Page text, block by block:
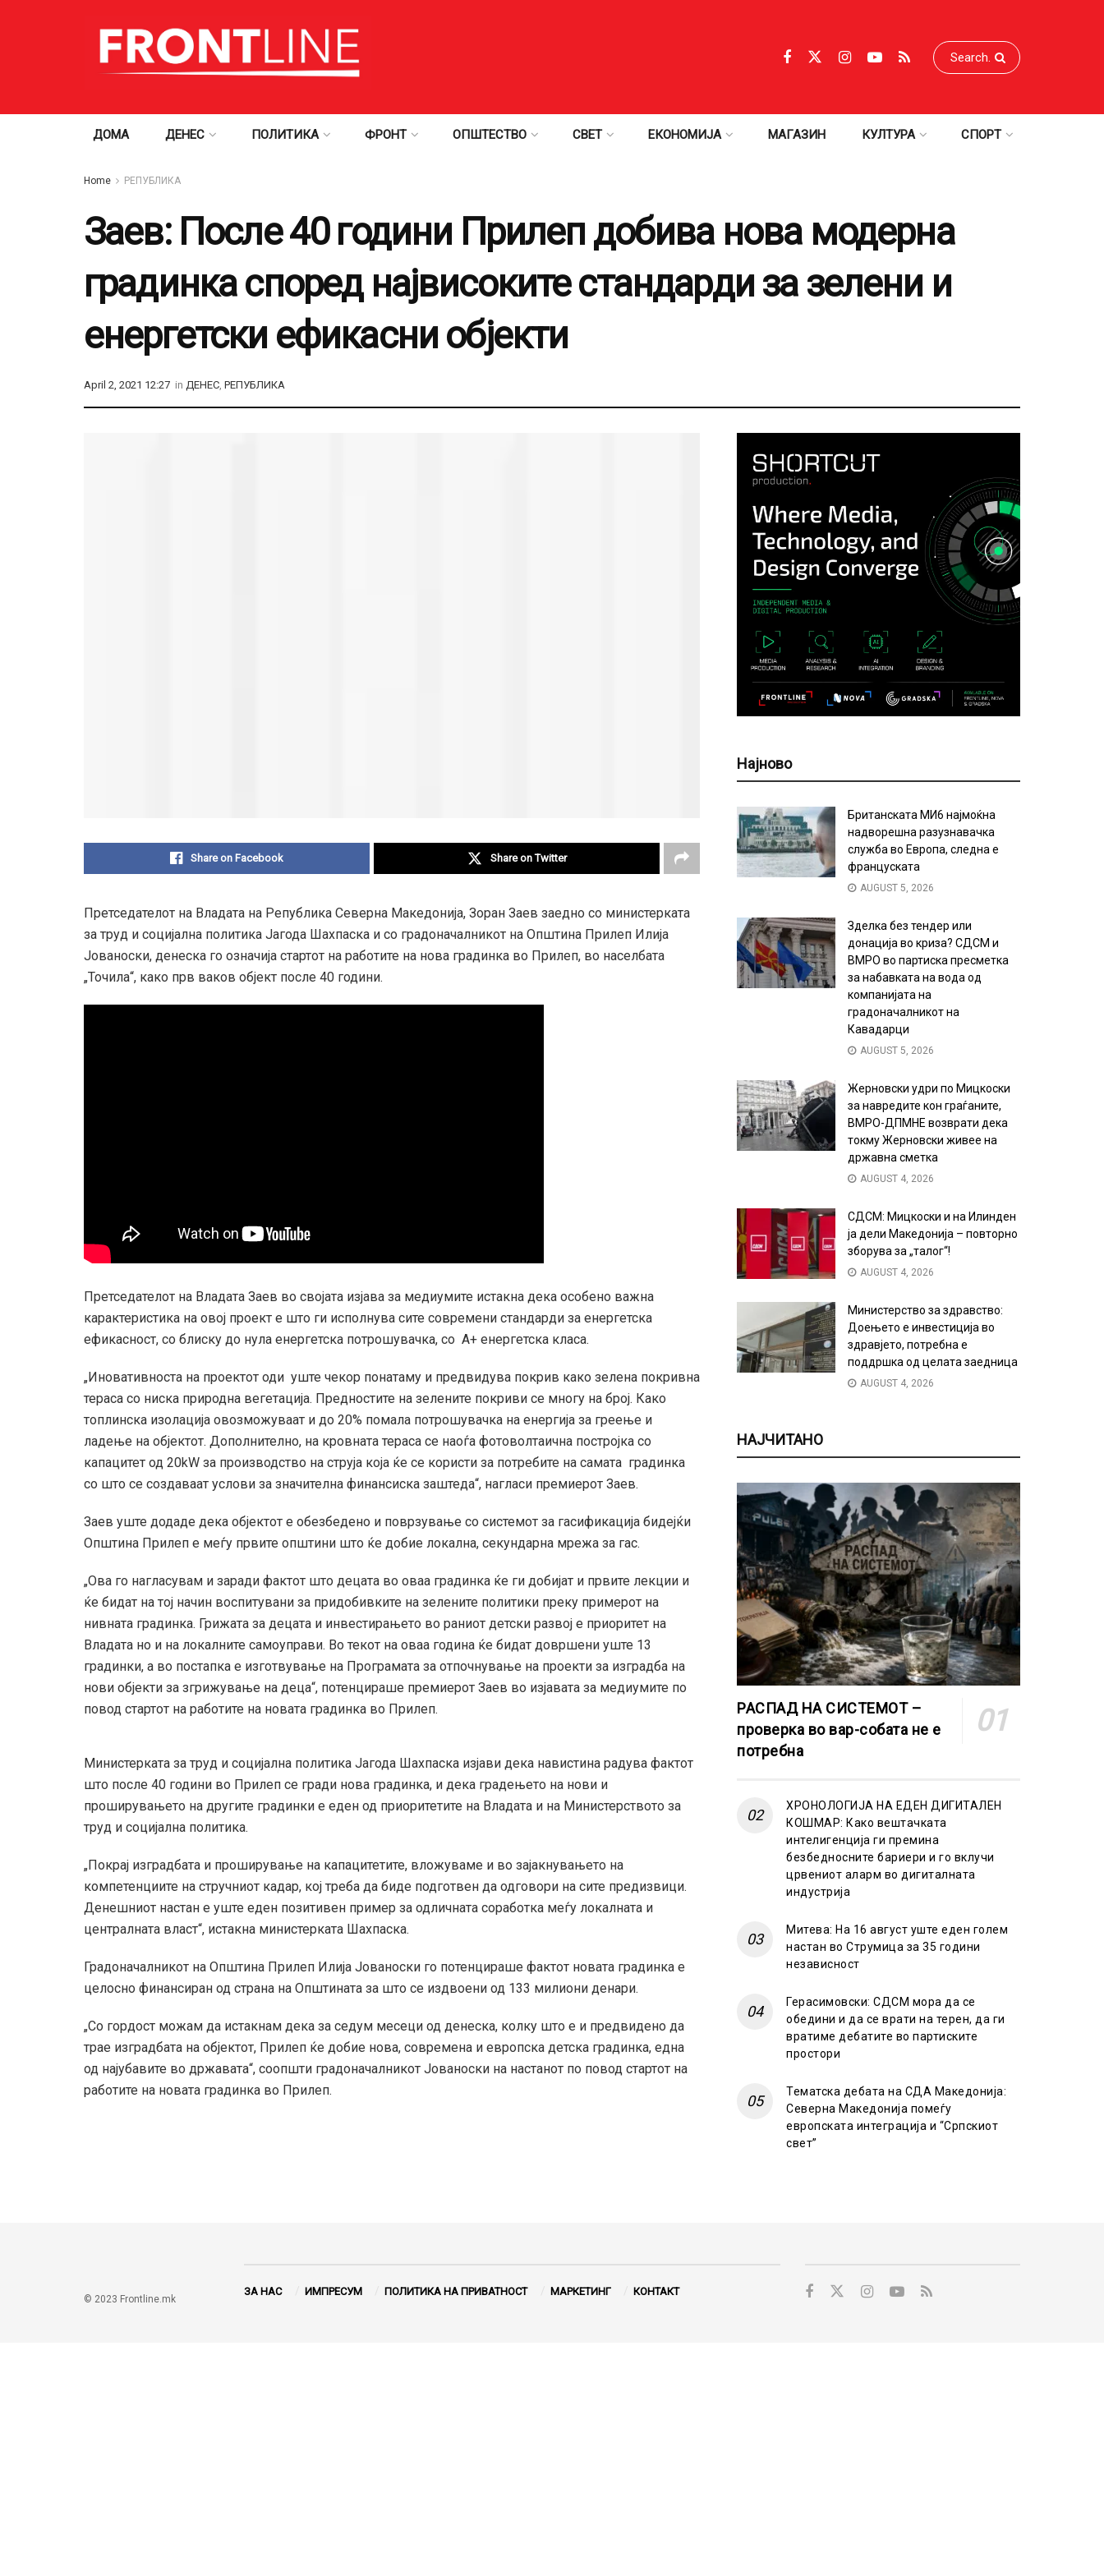
ДОМА ДЕНЕС ПОЛИТИКА ФРОНТ ОПШТЕСТВО СВЕТ ЕКОНОМИЈА МАГАЗИН КУЛТУРА СПОРТ
Home РЕПУБЛИКА
Заев: После 40 години Прилеп добива нова модерна
градинка според највисоките стандарди за зелени и
енергетски ефикасни објекти
April 2, 2021 12:27 in ДЕНЕС, РЕПУБЛИКА
Share on Facebook Share on Twitter
Претседателот на Владата на Република Северна Македонија, Зоран Заев заедно со министерката
за труд и социјална политика Јагода Шахпаска и со градоначалникот на Општина Прилеп Илија
Јованоски, денеска го означија стартот на работите на нова градинка во Прилеп, во населбата
„Точила“, како прв ваков објект после 40 години.
Претседателот на Владата Заев во својата изјава за медиумите истакна дека особено важна
карактеристика на овој проект е што ги исполнува сите современи стандарди за енергетска
ефикасност, со блиску до нула енергетска потрошувачка, со А+ енергетска класа.
„Иновативноста на проектот оди уште чекор понатаму и предвидува покрив како зелена покривна
тераса со ниска природна вегетација. Предностите на зелените покриви се многу на број. Како
топлинска изолација овозможуваат и до 20% помала потрошувачка на енергија за греење и
ладење на објектот. Дополнително, на кровната тераса се наоѓа фотоволтаична постројка со
капацитет од 20kW за производство на струја која ќе се користи за потребите на самата градинка
со што се создаваат услови за значителна финансиска заштеда“, нагласи премиерот Заев.
Заев уште додаде дека објектот е обезбедено и поврзување со системот за гасификација бидејќи
Општина Прилеп е меѓу првите општини што ќе добие локална, секундарна мрежа за гас.
„Ова го нагласувам и заради фактот што децата во оваа градинка ќе ги добијат и првите лекции и
ќе бидат на тој начин воспитувани за придобивките на зелените политики преку примерот на
нивната градинка. Грижата за децата и инвестирањето во раниот детски развој е приоритет на
Владата но и на локалните самоуправи. Во текот на оваа година ќе бидат довршени уште 13
градинки, а во постапка е изготвување на Програмата за отпочнување на проекти за изградба на
нови објекти за згрижување на деца“, потенцираше премиерот Заев во изјавата за медиумите по
повод стартот на работите на новата градинка во Прилеп.
Министерката за труд и социјална политика Јагода Шахпаска изјави дека навистина радува фактот
што после 40 години во Прилеп се гради нова градинка, и дека градењето на нови и
проширувањето на другите градинки е еден од приоритетите на Владата и на Министерството за
труд и социјална политика.
„Покрај изградбата и проширување на капацитетите, вложуваме и во зајакнувањето на
компетенциите на стручниот кадар, кој треба да биде подготвен да одговори на сите предизвици.
Денешниот настан е уште еден позитивен пример за одличната соработка меѓу локалната и
централната власт“, истакна министерката Шахпаска.
Градоначалникот на Општина Прилеп Илија Јованоски го потенцираше фактот новата градинка е
целосно финансиран од страна на Општината за што се издвоени од 133 милиони денари.
„Со гордост можам да истакнам дека за седум месеци од денеска, колку што е и предвидено да
трае изградбата на објектот, Прилеп ќе добие нова, современа и европска детска градинка, една
од најубавите во државата“, соопшти градоначалникот Јованоски на настанот по повод стартот на
работите на новата градинка во Прилеп.
Најново
Британската МИ6 најмоќна
надворешна разузнавачка
служба во Европа, следна е
француската
AUGUST 5, 2026
Зделка без тендер или
донација во криза? СДСМ и
ВМРО во партиска пресметка
за набавката на вода од
компанијата на
градоначалникот на
Кавадарци
AUGUST 5, 2026
Жерновски удри по Мицкоски
за навредите кон граѓаните,
ВМРО-ДПМНЕ возврати дека
токму Жерновски живее на
државна сметка
AUGUST 4, 2026
СДСМ: Мицкоски и на Илинден
ја дели Македонија – повторно
зборува за „талог“!
AUGUST 4, 2026
Министерство за здравство:
Доењето е инвестиција во
здравјето, потребна е
поддршка од целата заедница
AUGUST 4, 2026
НАЈЧИТАНО
РАСПАД НА СИСТЕМОТ –
проверка во вар-собата не е
потребна
ХРОНОЛОГИЈА НА ЕДЕН ДИГИТАЛЕН
КОШМАР: Како вештачката
интелигенција ги премина
безбедносните бариери и го вклучи
црвениот аларм во дигиталната
индустрија
Митева: На 16 август уште еден голем
настан во Струмица за 35 години
независност
Герасимовски: СДСМ мора да се
обедини и да се врати на терен, да ги
вратиме дебатите во партиските
простори
Тематска дебата на СДА Македонија:
Северна Македонија помеѓу
европската интеграција и “Српскиот
свет”
© 2023 Frontline.mk
ЗА НАС ИМПРЕСУМ ПОЛИТИКА НА ПРИВАТНОСТ МАРКЕТИНГ КОНТАКТ